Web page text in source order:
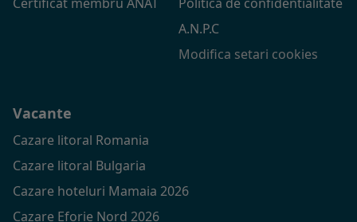
A.N.P.C
Modifica setari cookies
Vacante
Cazare litoral Romania
Cazare litoral Bulgaria
Cazare hoteluri Mamaia 2026
Cazare Eforie Nord 2026